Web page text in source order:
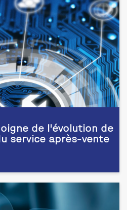
de l'évolution de
service après-vente